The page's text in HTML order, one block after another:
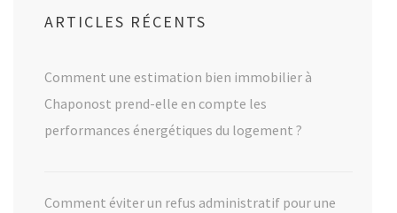
ARTICLES RÉCENTS
Comment une estimation bien immobilier à
Chaponost prend-elle en compte les
performances énergétiques du logement ?
Comment éviter un refus administratif pour une